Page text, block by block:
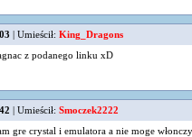
| Umieścił: King_Dragons
z podanego linku xD
| Umieścił: Smoczek2222
gre crystal i emulatora a nie moge